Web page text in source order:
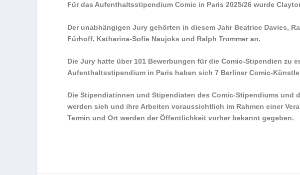
Für das Aufenthaltsstipendium Comic in Paris 2025/26 wurde
Der unabhängigen Jury gehörten in diesem Jahr Beatrice Davies,
Fürhoff, Katharina-Sofie Naujoks und Ralph Trommer an.
Die Jury hatte über 101 Bewerbungen für die Comic-Stipendien zu
Aufenthaltsstipendium in Paris haben sich 7 Berliner Comic-
Die Stipendiatinnen und Stipendiaten des Comic-Stipendiums und
werden sich und ihre Arbeiten voraussichtlich im Rahmen einer
Termin und Ort werden der Öffentlichkeit vorher bekannt gegeben.